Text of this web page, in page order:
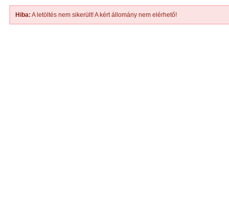
Hiba: A letöltés nem sikerült! A kért állomány nem elérhető!